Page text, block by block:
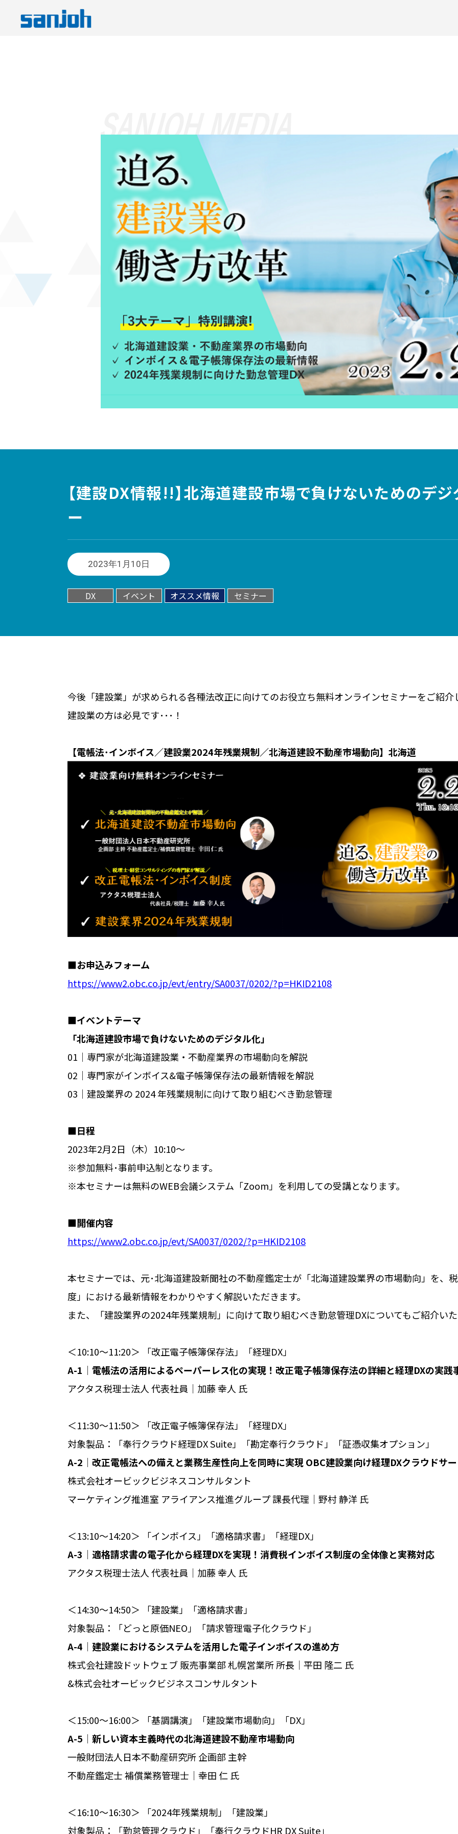
【建設DX情報!!】北海道建設市場で負けないためのデ
ー
2023年1月10日
DX イベント オススメ情報 セミナー
今後「建設業」が求められる各種法改正に向けてのお役立ち無料オンラインセミナーをご紹介
建設業の方は必見です･･･！
【電帳法･インボイス／建設業2024年残業規制／北海道建設不動産市場動向】北海道
■お申込みフォーム
https://www2.obc.co.jp/evt/entry/SA0037/0202/?p=HKID2108
■イベントテーマ
「北海道建設市場で負けないためのデジタル化」
01│専門家が北海道建設業・不動産業界の市場動向を解説
02│専門家がインボイス&電子帳簿保存法の最新情報を解説
03│建設業界の 2024 年残業規制に向けて取り組むべき勤怠管理
■日程
2023年2月2日（木）10:10～
※参加無料･事前申込制となります。
※本セミナーは無料のWEB会議システム「Zoom」を利用しての受講となります。
■開催内容
https://www2.obc.co.jp/evt/SA0037/0202/?p=HKID2108
本セミナーでは、元･北海道建設新聞社の不動産鑑定士が「北海道建設業界の市場動向」を、
度」における最新情報をわかりやすく解説いただきます。
また、「建設業界の2024年残業規制」に向けて取り組むべき勤怠管理DXについてもご紹介い
＜10:10～11:20＞ 「改正電子帳簿保存法」「経理DX」
A-1│電帳法の活用によるペーパーレス化の実現！改正電子帳簿保存法の詳細と経理DXの実践
アクタス税理士法人 代表社員│加藤 幸人 氏
＜11:30～11:50＞ 「改正電子帳簿保存法」「経理DX」
対象製品：「奉行クラウド経理DX Suite」「勘定奉行クラウド」「証憑収集オプション」
A-2│改正電帳法への備えと業務生産性向上を同時に実現 OBC建設業向け経理DXクラウドサ
株式会社オービックビジネスコンサルタント
マーケティング推進室 アライアンス推進グループ 課長代理│野村 静洋 氏
＜13:10～14:20＞ 「インボイス」「適格請求書」「経理DX」
A-3│適格請求書の電子化から経理DXを実現！消費税インボイス制度の全体像と実務対応
アクタス税理士法人 代表社員│加藤 幸人 氏
＜14:30～14:50＞ 「建設業」「適格請求書」
対象製品：「どっと原価NEO」「請求管理電子化クラウド」
A-4│建設業におけるシステムを活用した電子インボイスの進め方
株式会社建設ドットウェブ 販売事業部 札幌営業所 所長│平田 隆二 氏
&株式会社オービックビジネスコンサルタント
＜15:00～16:00＞ 「基調講演」「建設業市場動向」「DX」
A-5│新しい資本主義時代の北海道建設不動産市場動向
一般財団法人日本不動産研究所 企画部 主幹
不動産鑑定士 補償業務管理士│幸田 仁 氏
＜16:10～16:30＞ 「2024年残業規制」「建設業」
対象製品：「勤怠管理クラウド」「奉行クラウドHR DX Suite」